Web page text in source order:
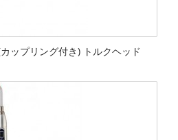
ップリング付き) トルクヘッド